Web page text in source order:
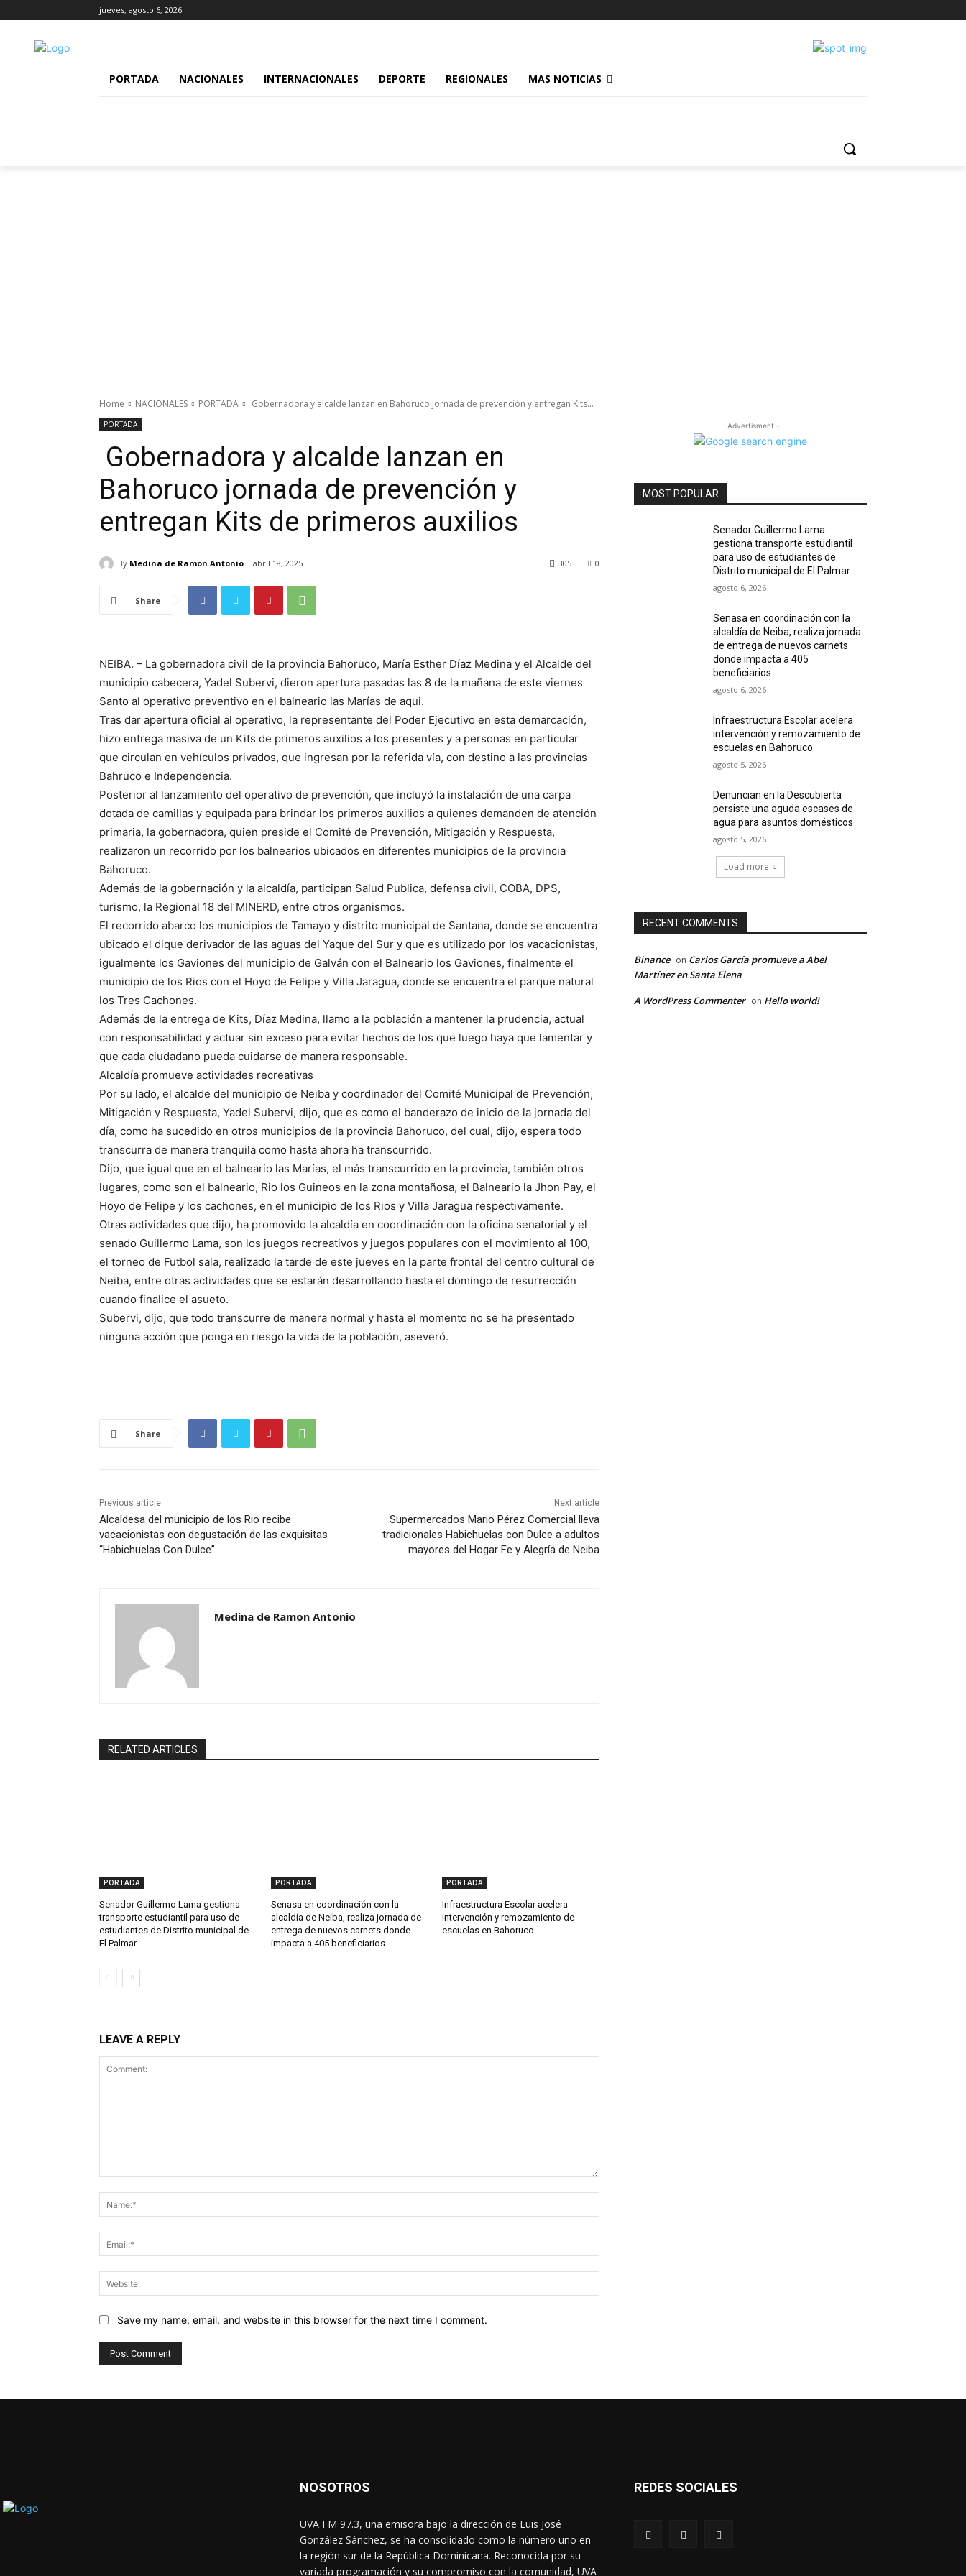
jueves, agosto 6, 2026
PORTADA NACIONALES INTERNACIONALES DEPORTE REGIONALES MAS NOTICIAS
Home NACIONALES PORTADA Gobernadora y alcalde lanzan en Bahoruco jornada de prevención y entregan Kits...
PORTADA
Gobernadora y alcalde lanzan en
Bahoruco jornada de prevención y
entregan Kits de primeros auxilios
By Medina de Ramon Antonio abril 18, 2025 0
305
Share
NEIBA. – La gobernadora civil de la provincia Bahoruco, María Esther Díaz Medina y el Alcalde del
municipio cabecera, Yadel Subervi, dieron apertura pasadas las 8 de la mañana de este viernes
Santo al operativo preventivo en el balneario las Marías de aqui.
Tras dar apertura oficial al operativo, la representante del Poder Ejecutivo en esta demarcación,
hizo entrega masiva de un Kits de primeros auxilios a los presentes y a personas en particular
que circulan en vehículos privados, que ingresan por la referida vía, con destino a las provincias
Bahruco e Independencia.
Posterior al lanzamiento del operativo de prevención, que incluyó la instalación de una carpa
dotada de camillas y equipada para brindar los primeros auxilios a quienes demanden de atención
primaria, la gobernadora, quien preside el Comité de Prevención, Mitigación y Respuesta,
realizaron un recorrido por los balnearios ubicados en diferentes municipios de la provincia
Bahoruco.
Además de la gobernación y la alcaldía, participan Salud Publica, defensa civil, COBA, DPS,
turismo, la Regional 18 del MINERD, entre otros organismos.
El recorrido abarco los municipios de Tamayo y distrito municipal de Santana, donde se encuentra
ubicado el dique derivador de las aguas del Yaque del Sur y que es utilizado por los vacacionistas,
igualmente los Gaviones del municipio de Galván con el Balneario los Gaviones, finalmente el
municipio de los Rios con el Hoyo de Felipe y Villa Jaragua, donde se encuentra el parque natural
los Tres Cachones.
Además de la entrega de Kits, Díaz Medina, llamo a la población a mantener la prudencia, actual
con responsabilidad y actuar sin exceso para evitar hechos de los que luego haya que lamentar y
que cada ciudadano pueda cuidarse de manera responsable.
Alcaldía promueve actividades recreativas
Por su lado, el alcalde del municipio de Neiba y coordinador del Comité Municipal de Prevención,
Mitigación y Respuesta, Yadel Subervi, dijo, que es como el banderazo de inicio de la jornada del
día, como ha sucedido en otros municipios de la provincia Bahoruco, del cual, dijo, espera todo
transcurra de manera tranquila como hasta ahora ha transcurrido.
Dijo, que igual que en el balneario las Marías, el más transcurrido en la provincia, también otros
lugares, como son el balneario, Rio los Guineos en la zona montañosa, el Balneario la Jhon Pay, el
Hoyo de Felipe y los cachones, en el municipio de los Rios y Villa Jaragua respectivamente.
Otras actividades que dijo, ha promovido la alcaldía en coordinación con la oficina senatorial y el
senado Guillermo Lama, son los juegos recreativos y juegos populares con el movimiento al 100,
el torneo de Futbol sala, realizado la tarde de este jueves en la parte frontal del centro cultural de
Neiba, entre otras actividades que se estarán desarrollando hasta el domingo de resurrección
cuando finalice el asueto.
Subervi, dijo, que todo transcurre de manera normal y hasta el momento no se ha presentado
ninguna acción que ponga en riesgo la vida de la población, aseveró.
Share
Previous article
Alcaldesa del municipio de los Rio recibe
vacacionistas con degustación de las exquisitas
“Habichuelas Con Dulce”
Next article
Supermercados Mario Pérez Comercial lleva
tradicionales Habichuelas con Dulce a adultos
mayores del Hogar Fe y Alegría de Neiba
Medina de Ramon Antonio
RELATED ARTICLES
PORTADA
Senador Guillermo Lama gestiona
transporte estudiantil para uso de
estudiantes de Distrito municipal de
El Palmar
PORTADA
Senasa en coordinación con la
alcaldía de Neiba, realiza jornada de
entrega de nuevos carnets donde
impacta a 405 beneficiarios
PORTADA
Infraestructura Escolar acelera
intervención y remozamiento de
escuelas en Bahoruco
LEAVE A REPLY
Save my name, email, and website in this browser for the next time I comment.
- Advertisment -
MOST POPULAR
Senador Guillermo Lama
gestiona transporte estudiantil
para uso de estudiantes de
Distrito municipal de El Palmar
agosto 6, 2026
Senasa en coordinación con la
alcaldía de Neiba, realiza jornada
de entrega de nuevos carnets
donde impacta a 405
beneficiarios
agosto 6, 2026
Infraestructura Escolar acelera
intervención y remozamiento de
escuelas en Bahoruco
agosto 5, 2026
Denuncian en la Descubierta
persiste una aguda escases de
agua para asuntos domésticos
agosto 5, 2026
Load more
RECENT COMMENTS
Binance on Carlos García promueve a Abel
Martínez en Santa Elena
A WordPress Commenter on Hello world!
NOSOTROS
UVA FM 97.3, una emisora bajo la dirección de Luis José
González Sánchez, se ha consolidado como la número uno en
la región sur de la República Dominicana. Reconocida por su
variada programación y su compromiso con la comunidad, UVA
REDES SOCIALES